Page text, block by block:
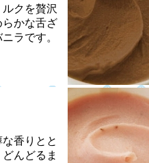
クを贅沢
かな舌ざ
ラです。
香りとと
んどるま